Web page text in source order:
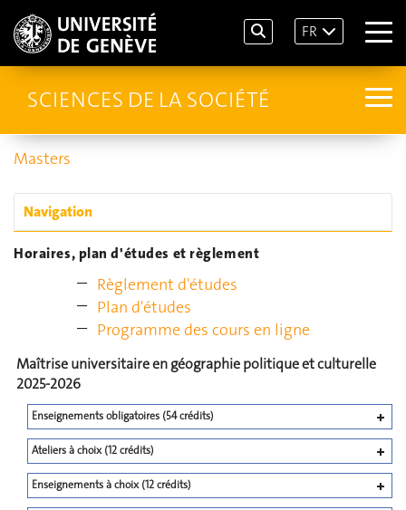
FR
SCIENCES DE LA SOCIÉTÉ
Masters
Navigation
Horaires, plan d'études et règlement
Règlement d'études
Plan d'études
Programme des cours en ligne
Maîtrise universitaire en géographie politique et culturelle
2025-2026
Enseignements obligatoires (54 crédits)
Ateliers à choix (12 crédits)
Enseignements à choix (12 crédits)